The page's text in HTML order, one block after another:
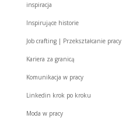
inspiracja
Inspirujące historie
Job crafting | Przekształcanie pracy
Kariera za granicą
Komunikacja w pracy
Linkedin krok po kroku
Moda w pracy